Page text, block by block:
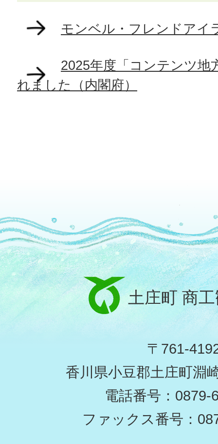
モンベル・フレンドアイ
2025年度「コンテンツ地
れました（内閣府）
土庄町 商
〒761-
香川県小豆郡土庄町淵
電話番号：0879-
ファックス番号：